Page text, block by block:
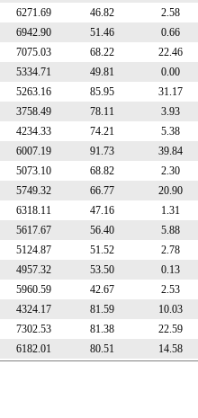
6271.69 46.82 2.58
6942.90 51.46 0.66
7075.03 68.22 22.46
5334.71 49.81 0.00
5263.16 85.95 31.17
3758.49 78.11 3.93
4234.33 74.21 5.38
6007.19 91.73 39.84
5073.10 68.82 2.30
5749.32 66.77 20.90
6318.11 47.16 1.31
5617.67 56.40 5.88
5124.87 51.52 2.78
4957.32 53.50 0.13
5960.59 42.67 2.53
4324.17 81.59 10.03
7302.53 81.38 22.59
6182.01 80.51 14.58